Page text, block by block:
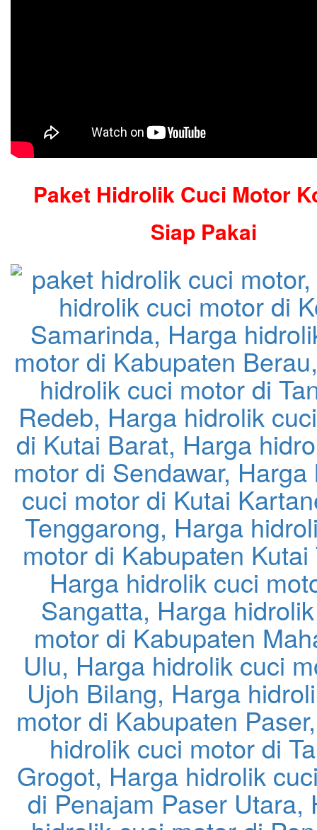
Paket Hidrolik Cuci Motor
Siap Pakai